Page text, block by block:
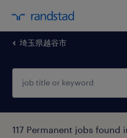
埼玉県越谷市
117 Permanent jobs found